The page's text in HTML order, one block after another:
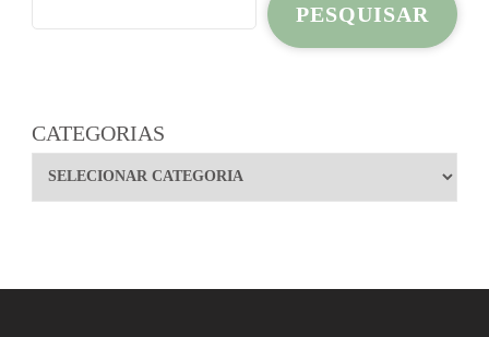
PESQUISAR
CATEGORIAS